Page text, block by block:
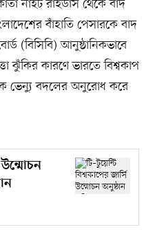
নাইট রাইডার্স থেকে বাদ
বাঁহাতি পেসারকে বাদ
(বিসিবি) আনুষ্ঠানিকভাবে
ঝুঁকির কারণে ভারতে বিশ্বকাপ
ভেন্যু বদলের অনুরোধ করে
উন্মোচন